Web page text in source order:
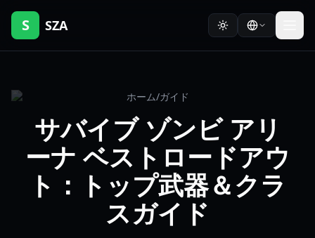
S SZA
ホーム/ガイド
サバイブ ゾンビ アリ
ーナ ベストロードアウ
ト：トップ武器＆クラ
スガイド